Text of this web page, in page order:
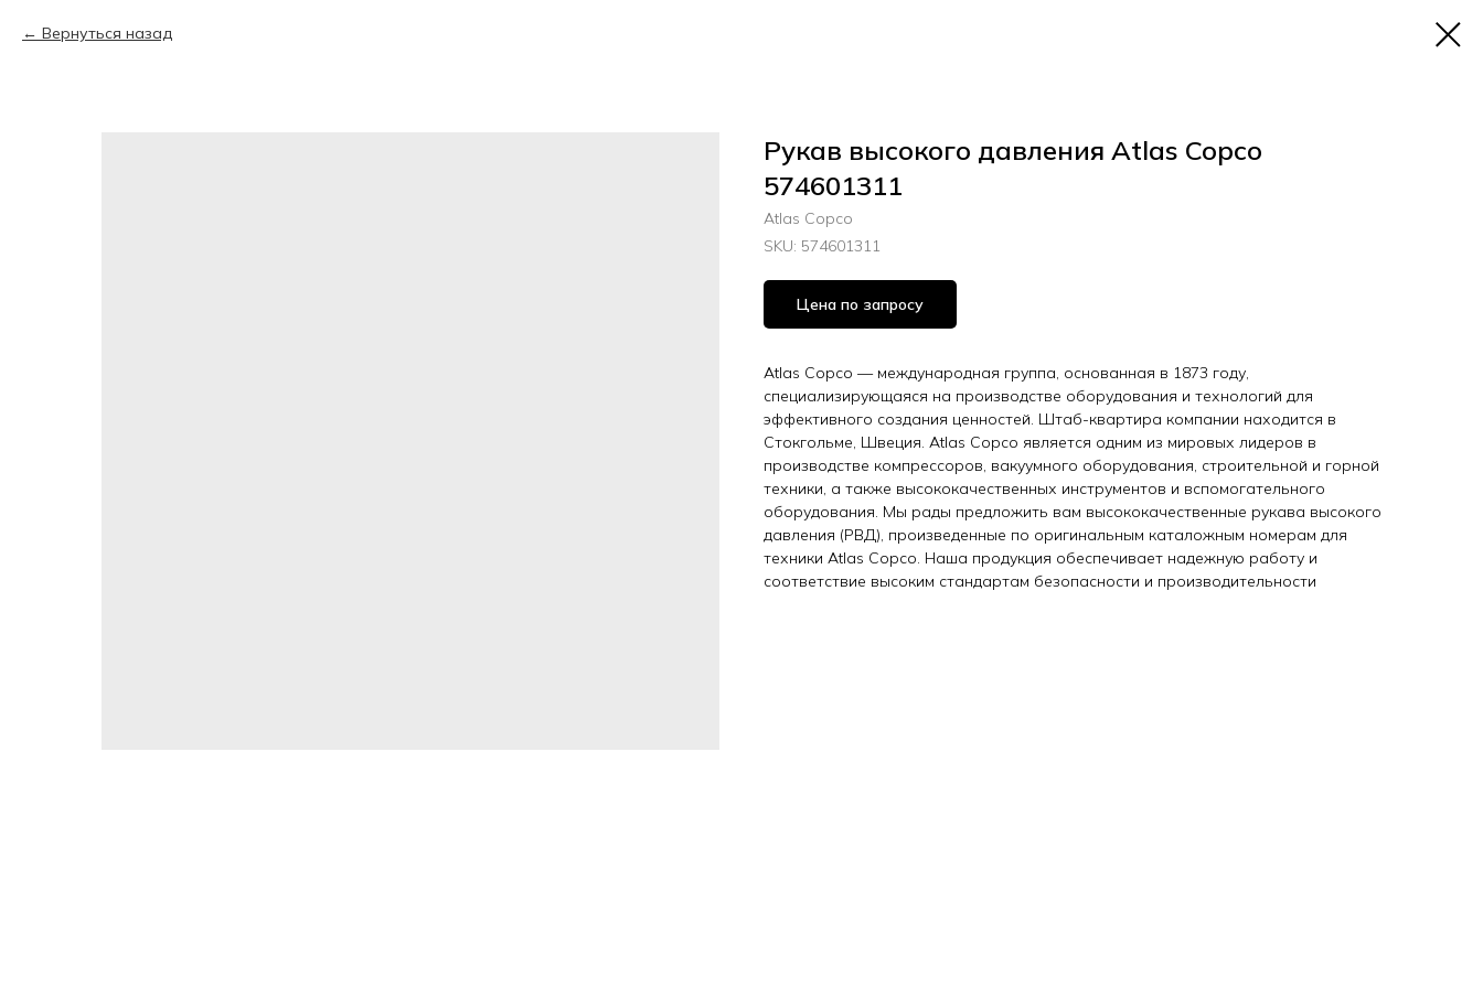
Вернуться назад
Рукав высокого давления Atlas Copco
574601311
Atlas Copco
SKU: 574601311
Цена по запросу
Atlas Copco — международная группа, основанная в 1873 году,
специализирующаяся на производстве оборудования и технологий для
эффективного создания ценностей. Штаб-квартира компании находится в
Стокгольме, Швеция. Atlas Copco является одним из мировых лидеров в
производстве компрессоров, вакуумного оборудования, строительной и горной
техники, а также высококачественных инструментов и вспомогательного
оборудования. Мы рады предложить вам высококачественные рукава высокого
давления (РВД), произведенные по оригинальным каталожным номерам для
техники Atlas Copco. Наша продукция обеспечивает надежную работу и
соответствие высоким стандартам безопасности и производительности